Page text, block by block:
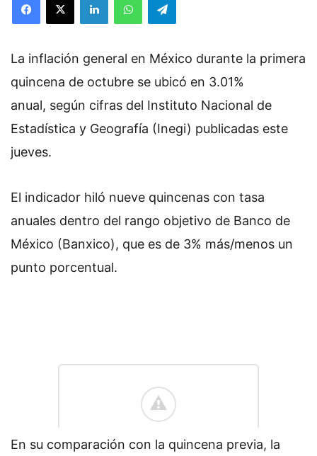
La inflación general en México durante la primera
quincena de octubre se ubicó en 3.01%
anual, según cifras del Instituto Nacional de
Estadística y Geografía (Inegi) publicadas este
jueves.
El indicador hiló nueve quincenas con tasa
anuales dentro del rango objetivo de Banco de
México (Banxico), que es de 3% más/menos un
punto porcentual.
En su comparación con la quincena previa, la